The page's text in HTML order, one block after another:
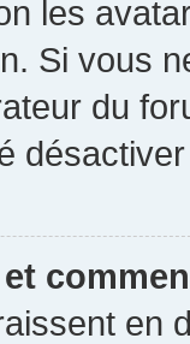
les
Si vous
du
en